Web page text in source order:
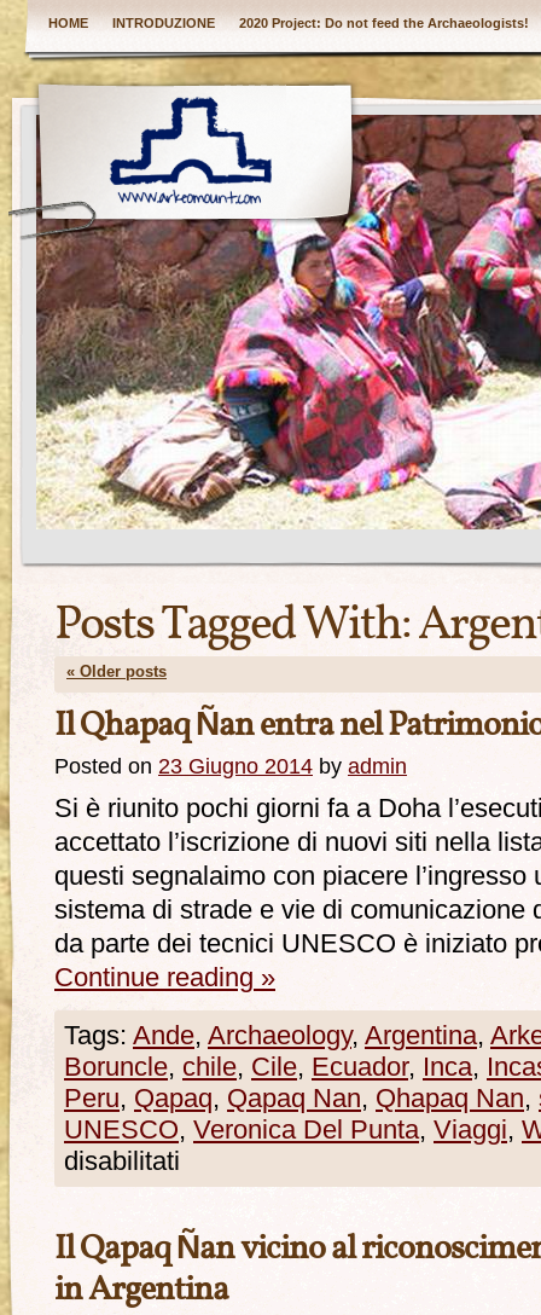
HOME INTRODUZIONE 2020 Project: Do not feed the Archaeologists!
Posts Tagged With:
« Older posts
Il Qhapaq Ñan entra nel
Posted on 23 Giugno 2014 by admin
Si è riunito pochi giorni fa a Doha
accettato l’iscrizione di nuovi siti nella
questi segnalaimo con piacere
sistema di strade e vie di comunicazione
da parte dei tecnici UNESCO è iniziato
Continue reading »
Tags: Ande, Archaeology, Argentina,
Boruncle, chile, Cile, Ecuador, Inca,
Peru, Qapaq, Qapaq Nan, Qhapaq Nan,
UNESCO, Veronica Del Punta, Viaggi,
disabilitati
Il Qapaq Ñan vicino al
in Argentina